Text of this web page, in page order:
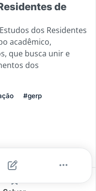
de
dos Residentes
acadêmico,
que busca unir e
dos
#gerp